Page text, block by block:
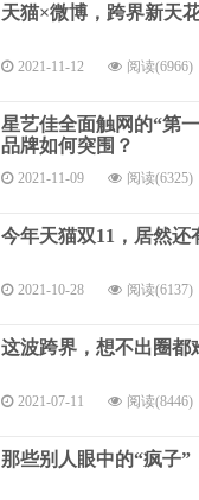
天猫×微博，跨界新天
2021-11-12 阅读(6966)
星艺佳全面触网的“第
品牌如何突围？
2021-11-09 阅读(6325)
今年天猫双11，居然还
2021-10-28 阅读(6137)
这波跨界，想不出圈都
2021-07-11 阅读(8446)
那些别人眼中的“疯子”